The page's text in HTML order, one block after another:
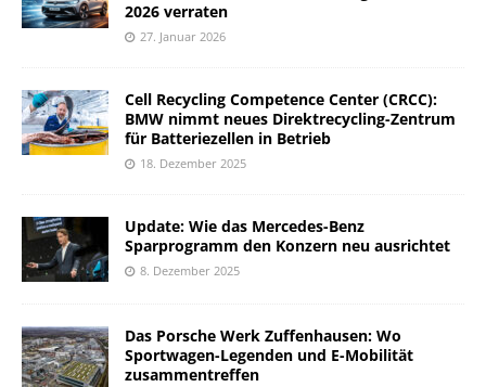
2026 verraten
27. Januar 2026
Cell Recycling Competence Center (CRCC):
BMW nimmt neues Direktrecycling-Zentrum
für Batteriezellen in Betrieb
18. Dezember 2025
Update: Wie das Mercedes-Benz
Sparprogramm den Konzern neu ausrichtet
8. Dezember 2025
Das Porsche Werk Zuffenhausen: Wo
Sportwagen-Legenden und E-Mobilität
zusammentreffen